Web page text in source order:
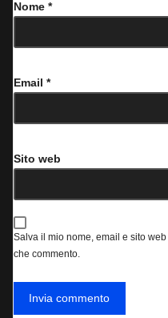
Nome *
Email *
Sito web
Salva il mio nome, email e sito
che commento.